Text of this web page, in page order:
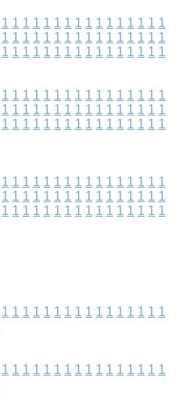
1 1 1 1 1 1 1 1 1 1 1 1 1 1 1 1
1 1 1 1 1 1 1 1 1 1 1 1 1 1 1 1
1 1 1 1 1 1 1 1 1 1 1 1 1 1 1 1
1 1 1 1 1 1 1 1 1 1 1 1 1 1 1 1
1 1 1 1 1 1 1 1 1 1 1 1 1 1 1 1
1 1 1 1 1 1 1 1 1 1 1 1 1 1 1 1
1 1 1 1 1 1 1 1 1 1 1 1 1 1 1 1
1 1 1 1 1 1 1 1 1 1 1 1 1 1 1 1
1 1 1 1 1 1 1 1 1 1 1 1 1 1 1 1
1 1 1 1 1 1 1 1 1 1 1 1 1 1 1 1
1 1 1 1 1 1 1 1 1 1 1 1 1 1 1 1